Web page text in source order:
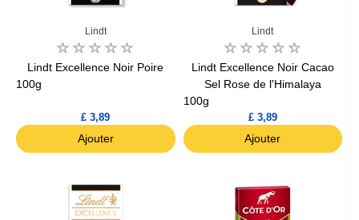
Lindt
Lindt Excellence Noir Poire
100g
£ 3,89
Ajouter
Lindt
Lindt Excellence Noir Cacao
Sel Rose de l'Himalaya
100g
£ 3,89
Ajouter